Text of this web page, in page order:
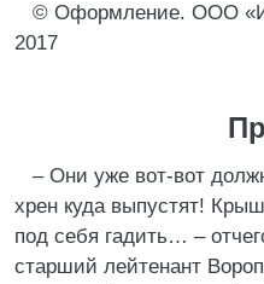
© Оформление. ООО
2017
– Они уже вот-вот
хрен куда выпустят!
под себя гадить… –
старший лейтенант